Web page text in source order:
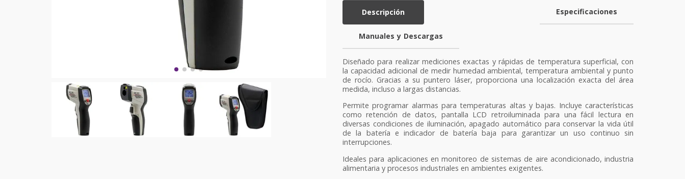
Descripción Especificaciones
y
Diseñado para realizar mediciones exactas y rápidas de temperatura superficial, con
la capacidad adicional de medir humedad ambiental, temperatura ambiental y punto
de rocío. Gracias a su puntero láser, proporciona una localización exacta del área
medida, incluso a largas distancias.
Permite programar alarmas para temperaturas altas y bajas. Incluye características
como retención de datos, pantalla LCD retroiluminada para una fácil lectura en
diversas condiciones de iluminación, apagado automático para conservar la vida útil
de la batería e indicador de batería baja para garantizar un uso continuo sin
interrupciones.
Ideales para aplicaciones en monitoreo de sistemas de aire acondicionado, industria
alimentaria y procesos industriales en ambientes exigentes.